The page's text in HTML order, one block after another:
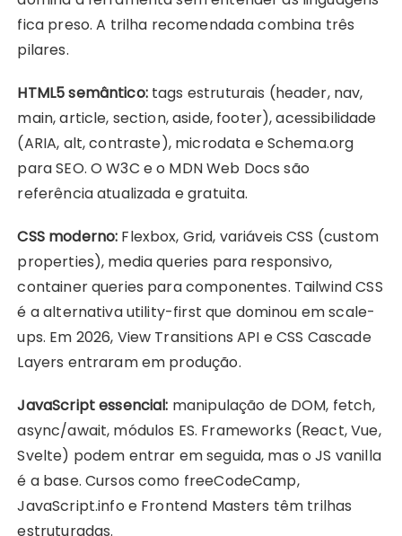
fica preso. A trilha recomendada combina três
pilares.
HTML5 semântico:tags estruturais (header, nav,
main, article, section, aside, footer), acessibilidade
(ARIA, alt, contraste), microdata e Schema.org
para SEO. O W3C e o MDN Web Docs são
referência atualizada e gratuita.
CSS moderno: Flexbox, Grid, variáveis CSS (custom
properties), media queries para responsivo,
container queries para componentes. Tailwind CSS
é a alternativa utility-first que dominou em scale-
ups. Em 2026, View Transitions API e CSS Cascade
Layers entraram em produção.
JavaScript essencial: manipulação de DOM, fetch,
async/await, módulos ES. Frameworks (React, Vue,
Svelte) podem entrar em seguida, mas o JS vanilla
é a base. Cursos como freeCodeCamp,
JavaScript.info e Frontend Masters têm trilhas
estruturadas.